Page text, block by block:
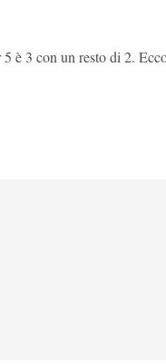
è 3 con un resto di 2.